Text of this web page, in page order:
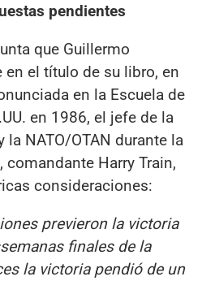
pendientes
que Guillermo
en el título de su libro, en
en la Escuela de
en 1986, el jefe de la
NATO/OTAN durante la
comandante Harry Train,
consideraciones:
previeron la victoria
semanas finales de la
la victoria pendió de un